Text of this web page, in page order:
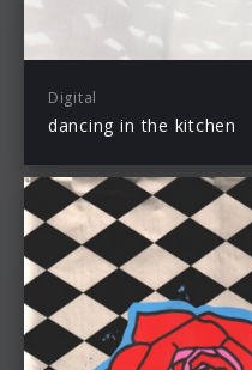
Digital
dancing in the kitchen